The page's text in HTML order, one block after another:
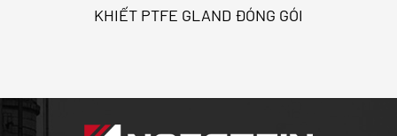
KHIẾT PTFE GLAND ĐÓNG GÓI